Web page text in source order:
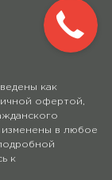
как
офертой,
изменены в любое
к